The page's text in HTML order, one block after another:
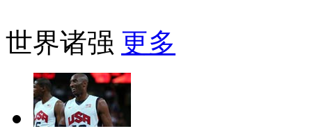
世界诸强 更多